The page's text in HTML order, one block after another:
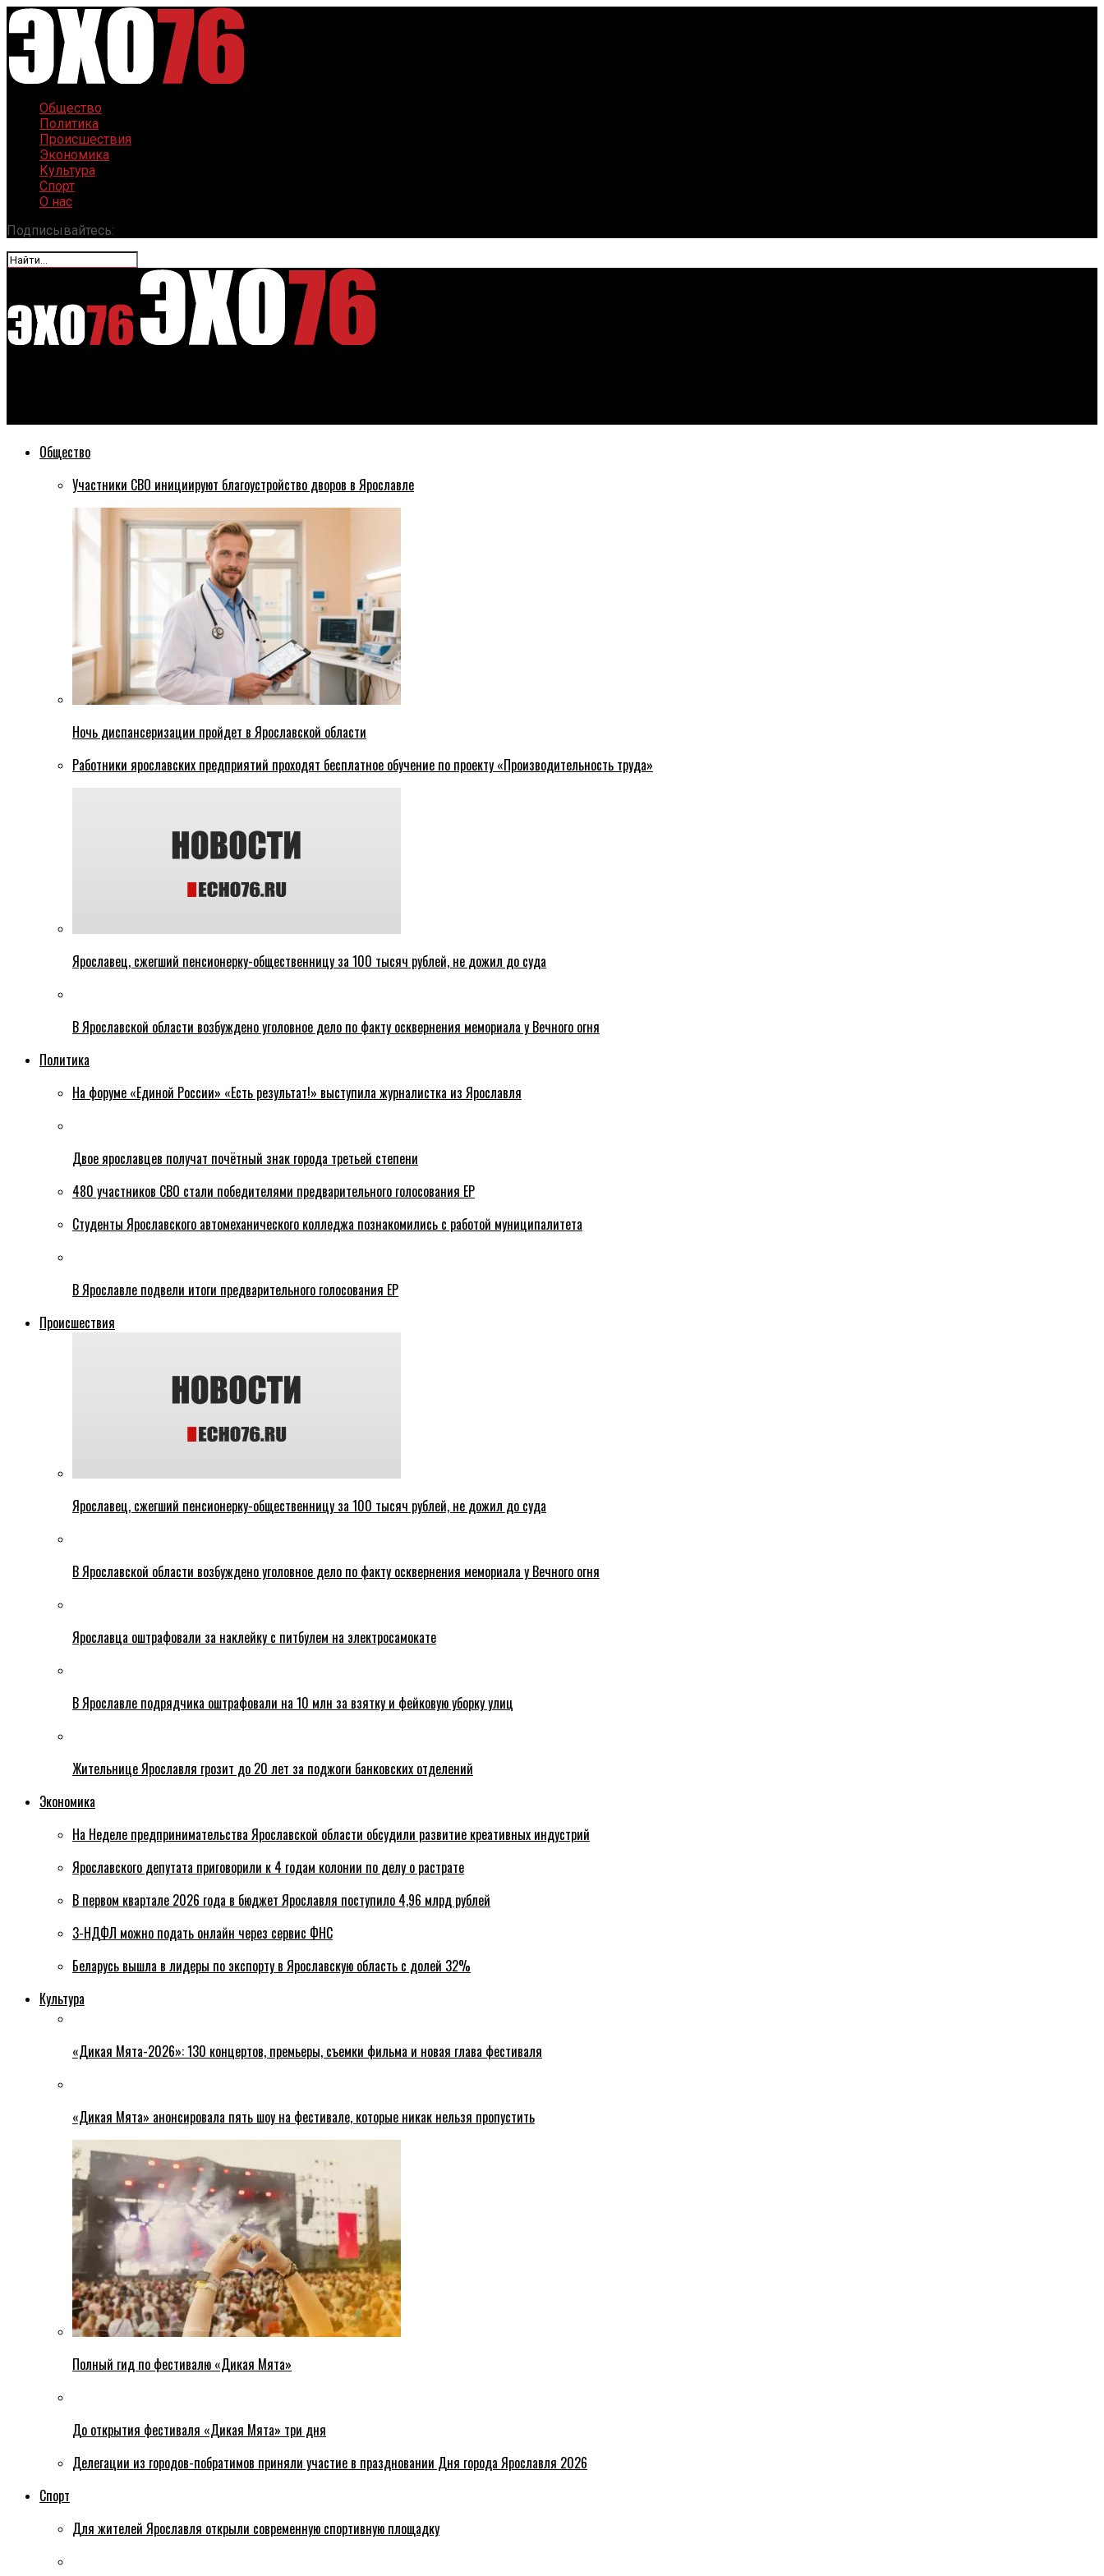
Общество
Политика
Происшествия
Экономика
Культура
Спорт
О нас
Подписывайтесь:
Общество
Участники СВО инициируют благоустройство дворов в Ярославле
Ночь диспансеризации пройдет в Ярославской области
Работники ярославских предприятий проходят бесплатное обучение по проекту «Производительность труда»
Ярославец, сжегший пенсионерку-общественницу за 100 тысяч рублей, не дожил до суда
В Ярославской области возбуждено уголовное дело по факту осквернения мемориала у Вечного огня
Политика
На форуме «Единой России» «Есть результат!» выступила журналистка из Ярославля
Двое ярославцев получат почётный знак города третьей степени
480 участников СВО стали победителями предварительного голосования ЕР
Студенты Ярославского автомеханического колледжа познакомились с работой муниципалитета
В Ярославле подвели итоги предварительного голосования ЕР
Происшествия
Ярославец, сжегший пенсионерку-общественницу за 100 тысяч рублей, не дожил до суда
В Ярославской области возбуждено уголовное дело по факту осквернения мемориала у Вечного огня
Ярославца оштрафовали за наклейку с питбулем на электросамокате
В Ярославле подрядчика оштрафовали на 10 млн за взятку и фейковую уборку улиц
Жительнице Ярославля грозит до 20 лет за поджоги банковских отделений
Экономика
На Неделе предпринимательства Ярославской области обсудили развитие креативных индустрий
Ярославского депутата приговорили к 4 годам колонии по делу о растрате
В первом квартале 2026 года в бюджет Ярославля поступило 4,96 млрд рублей
3-НДФЛ можно подать онлайн через сервис ФНС
Беларусь вышла в лидеры по экспорту в Ярославскую область с долей 32%
Культура
«Дикая Мята-2026»: 130 концертов, премьеры, съемки фильма и новая глава фестиваля
«Дикая Мята» анонсировала пять шоу на фестивале, которые никак нельзя пропустить
Полный гид по фестивалю «Дикая Мята»
До открытия фестиваля «Дикая Мята» три дня
Делегации из городов-побратимов приняли участие в праздновании Дня города Ярославля 2026
Спорт
Для жителей Ярославля открыли современную спортивную площадку